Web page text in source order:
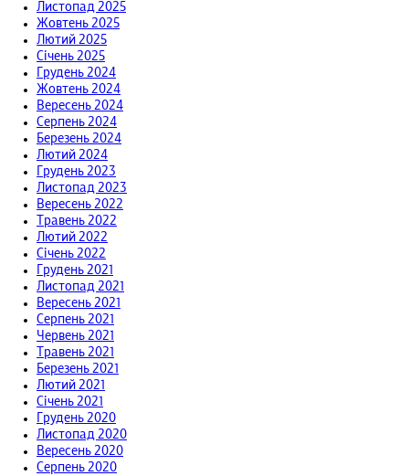
Листопад 2025
Жовтень 2025
Лютий 2025
Січень 2025
Грудень 2024
Жовтень 2024
Вересень 2024
Серпень 2024
Березень 2024
Лютий 2024
Грудень 2023
Листопад 2023
Вересень 2022
Травень 2022
Лютий 2022
Січень 2022
Грудень 2021
Листопад 2021
Вересень 2021
Серпень 2021
Червень 2021
Травень 2021
Березень 2021
Лютий 2021
Січень 2021
Грудень 2020
Листопад 2020
Вересень 2020
Серпень 2020